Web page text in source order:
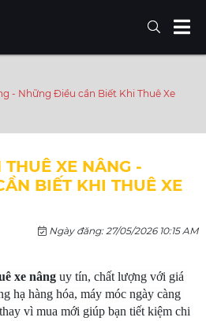
- Những Điều cần Biết Khi Thuê Xe
XE NÂNG -
BIẾT KHI THUÊ XE
Ngày đăng: 27/05/2026 10:15 AM
xe nâng uy tín, chất lượng với giá
hạ hàng hóa, máy móc ngày càng
vì mua mới giúp bạn tiết kiệm chi